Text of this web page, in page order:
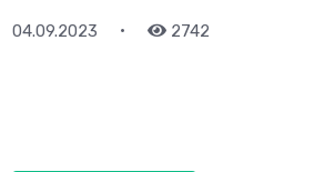
04.09.2023 • 2742